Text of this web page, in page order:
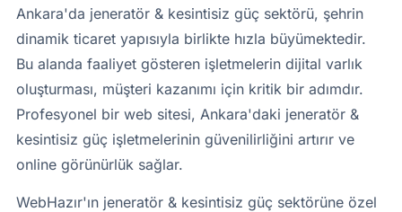
Ankara'da jeneratör & kesintisiz güç sektörü, şehrin
dinamik ticaret yapısıyla birlikte hızla büyümektedir.
Bu alanda faaliyet gösteren işletmelerin dijital varlık
oluşturması, müşteri kazanımı için kritik bir adımdır.
Profesyonel bir web sitesi, Ankara'daki jeneratör &
kesintisiz güç işletmelerinin güvenilirliğini artırır ve
online görünürlük sağlar.
WebHazır'ın jeneratör & kesintisiz güç sektörüne özel